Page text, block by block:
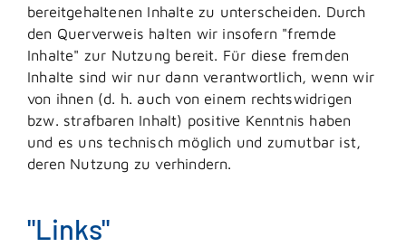
bereitgehaltenen Inhalte zu unterscheiden. Durch
den Querverweis halten wir insofern "fremde
Inhalte" zur Nutzung bereit. Für diese fremden
Inhalte sind wir nur dann verantwortlich, wenn wir
von ihnen (d. h. auch von einem rechtswidrigen
bzw. strafbaren Inhalt) positive Kenntnis haben
und es uns technisch möglich und zumutbar ist,
deren Nutzung zu verhindern.
"Links"